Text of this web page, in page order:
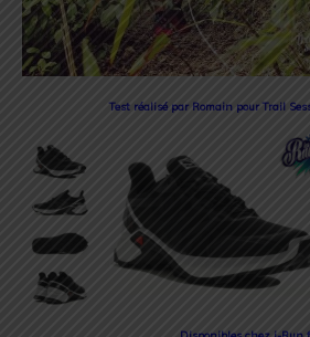
Test réalisé par Romain pour Trail